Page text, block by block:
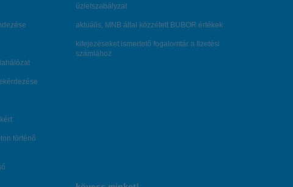
történő
üzletszabályzat
aktuális, MNB által közzétett BUBOR értékek
kifejezéseket ismertető fogalomtár a fizetési
számlához